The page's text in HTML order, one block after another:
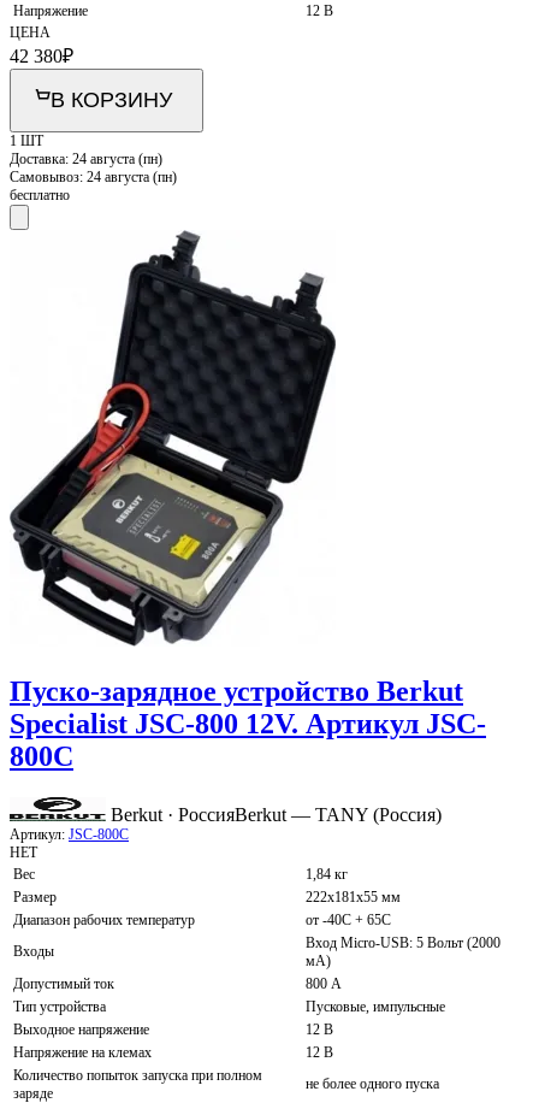
Напряжение
12 В
ЦЕНА
42 380₽
В КОРЗИНУ
1 ШТ
Доставка: 24 августа (пн)
Самовывоз: 24 августа (пн)
бесплатно
Пуско-зарядное устройство Berkut
Specialist JSC-800 12V. Артикул JSC-
800C
Berkut · РоссияBerkut — TANY (Россия)
Артикул: JSC-800C
НЕТ
Вес
1,84 кг
Размер
222x181x55 мм
Диапазон рабочих температур
от -40С + 65С
Входы
Вход Micro-USB: 5 Вольт (2000
мА)
Допустимый ток
800 А
Тип устройства
Пусковые, импульсные
Выходное напряжение
12 В
Напряжение на клемах
12 В
Количество попыток запуска при полном
заряде
не более одного пуска